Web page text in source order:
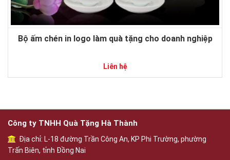
Bộ ấm chén in logo làm quà tặng cho doanh nghiệp
Liên hệ
Công ty TNHH Quà Tặng Hà Thành
Địa chỉ: L-18 đường Trần Công An, KP Phi Trường, phường
Trấn Biên, tỉnh Đồng Nai